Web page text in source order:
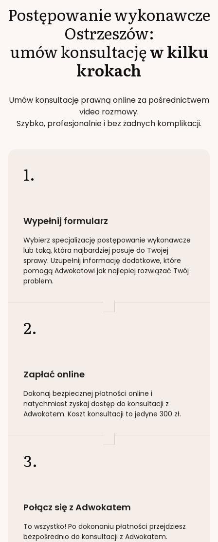
Postępowanie wykonawcze
Ostrzeszów:
umów konsultacjęw kilku
krokach
Umów konsultację prawną online za pośrednictwem
video rozmowy.
Szybko, profesjonalnie i bez żadnych komplikacji.
1.
Wypełnij formularz
Wybierz specjalizację postępowanie wykonawcze
lub taką, która najbardziej pasuje do Twojej
sprawy. Uzupełnij informację dodatkowe, które
pomogą Adwokatowi jak najlepiej rozwiązać Twój
problem.
2.
Zapłać online
Dokonaj bezpiecznej płatności online i
natychmiast zyskaj dostęp do konsultacji z
Adwokatem. Koszt konsultacji to jedyne 300 zł.
3.
Połącz się z Adwokatem
To wszystko! Po dokonaniu płatności przejdziesz
bezpośrednio do konsultacji z Adwokatem.